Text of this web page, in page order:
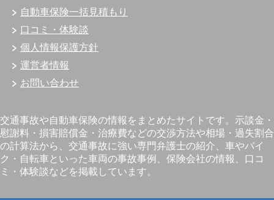
自動車保険一括見積もり
口コミ・体験談
個人情報保護方針
運営者情報
お問い合わせ
交通事故や自動車保険の情報をまとめたサイトです。示談金・
慰謝料・損害賠償金・治療費などの交渉方法や相場・過失割合
の計算法から、交通事故に強い専門弁護士の紹介、車やバイ
ク・自転車といった車両の事故事例、保険会社の情報、口コ
ミ・体験談などを掲載しています。